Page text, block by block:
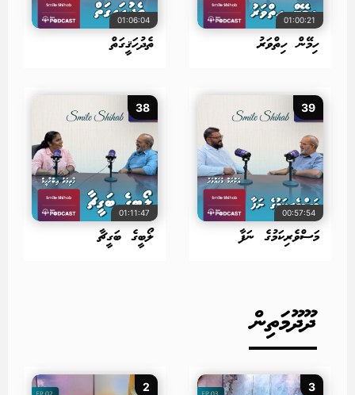
01:00:21
ހިމޭން ހިތްވަރު
01:06:04
ތެދުހަޤީގަތް
39
00:57:54
މަސްވެރިކަމުގެ ނަފާ
38
01:11:47
ލޯބީގެ ބަގީޗާ
ދޫދޫމަތިން
3
2